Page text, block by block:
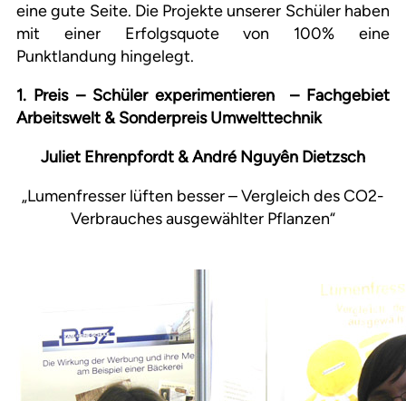
eine gute Seite. Die Projekte unserer Schüler haben
mit einer Erfolgsquote von 100% eine
Punktlandung hingelegt.
1. Preis – Schüler experimentieren – Fachgebiet
Arbeitswelt & Sonderpreis Umwelttechnik
Juliet Ehrenpfordt & André Nguyên Dietzsch
„Lumenfresser lüften besser – Vergleich des CO2-
Verbrauches ausgewählter Pflanzen“